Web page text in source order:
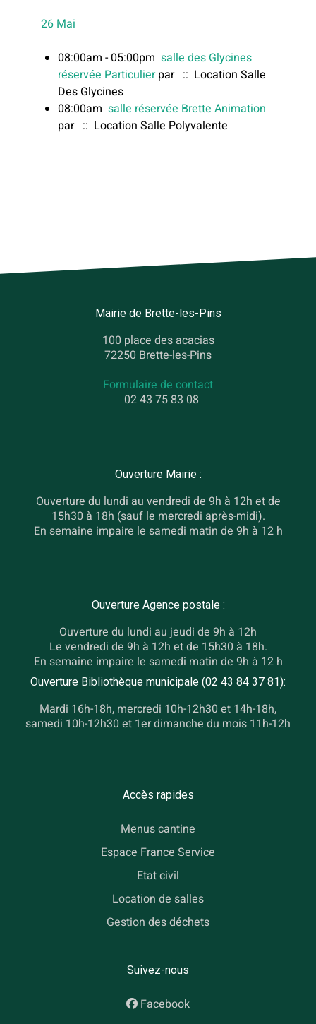
26 Mai
08:00am - 05:00pm salle des Glycines
réservée Particulierpar :: Location Salle
Des Glycines
08:00am salle réservée Brette Animation
par :: Location Salle Polyvalente
Mairie de Brette-les-Pins
100 place des acacias
72250 Brette-les-Pins
Formulaire de contact
02 43 75 83 08
Ouverture Mairie :
Ouverture du lundi au vendredi de 9h à 12h et de
15h30 à 18h (sauf le mercredi après-midi).
En semaine impaire le samedi matin de 9h à 12 h
Ouverture Agence postale :
Ouverture du lundi au jeudi de 9h à 12h
Le vendredi de 9h à 12h et de 15h30 à 18h.
En semaine impaire le samedi matin de 9h à 12 h
Ouverture Bibliothèque municipale (02 43 84 37 81):
Mardi 16h-18h, mercredi 10h-12h30 et 14h-18h,
samedi 10h-12h30 et 1er dimanche du mois 11h-12h
Accès rapides
Menus cantine
Espace France Service
Etat civil
Location de salles
Gestion des déchets
Suivez-nous
Facebook